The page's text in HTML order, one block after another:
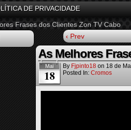
DE PRIVACIDADE
Frases dos Clientes Zon TV Cabo
‹ Prev
As Melhores
Mai
18
By Fjpinto18 on 18 de
Posted In: Cromos